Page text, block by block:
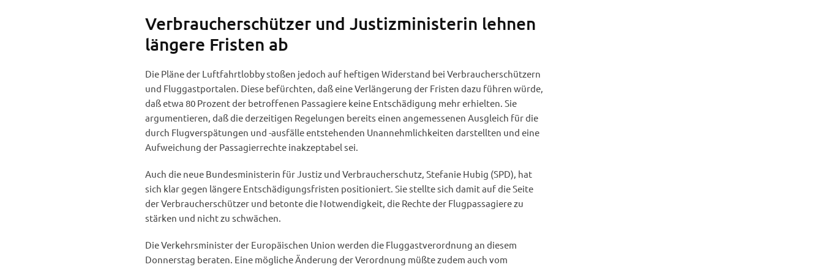
Verbraucherschützer und Justizministerin lehnen
längere Fristen ab
Die Pläne der Luftfahrtlobby stoßen jedoch auf heftigen Widerstand bei Verbraucherschützern
und Fluggastportalen. Diese befürchten, daß eine Verlängerung der Fristen dazu führen würde,
daß etwa 80 Prozent der betroffenen Passagiere keine Entschädigung mehr erhielten. Sie
argumentieren, daß die derzeitigen Regelungen bereits einen angemessenen Ausgleich für die
durch Flugverspätungen und -ausfälle entstehenden Unannehmlichkeiten darstellten und eine
Aufweichung der Passagierrechte inakzeptabel sei.
Auch die neue Bundesministerin für Justiz und Verbraucherschutz, Stefanie Hubig (SPD), hat
sich klar gegen längere Entschädigungsfristen positioniert. Sie stellte sich damit auf die Seite
der Verbraucherschützer und betonte die Notwendigkeit, die Rechte der Flugpassagiere zu
stärken und nicht zu schwächen.
Die Verkehrsminister der Europäischen Union werden die Fluggastverordnung an diesem
Donnerstag beraten. Eine mögliche Änderung der Verordnung müßte zudem auch vom